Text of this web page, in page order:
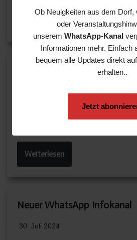
Ob Neuigkeiten aus dem Dorf,
oder
unserem WhatsApp-Kanal
Informationen mehr. Einfach
bequem alle Updates direkt
erhalten..
Jetzt
Weiterlesen
Aktueller Stand Ausbau
In den vergangenen Wochen war die
Weiterlesen
Neuer WhatsApp Infokanal
30. Juli 2024